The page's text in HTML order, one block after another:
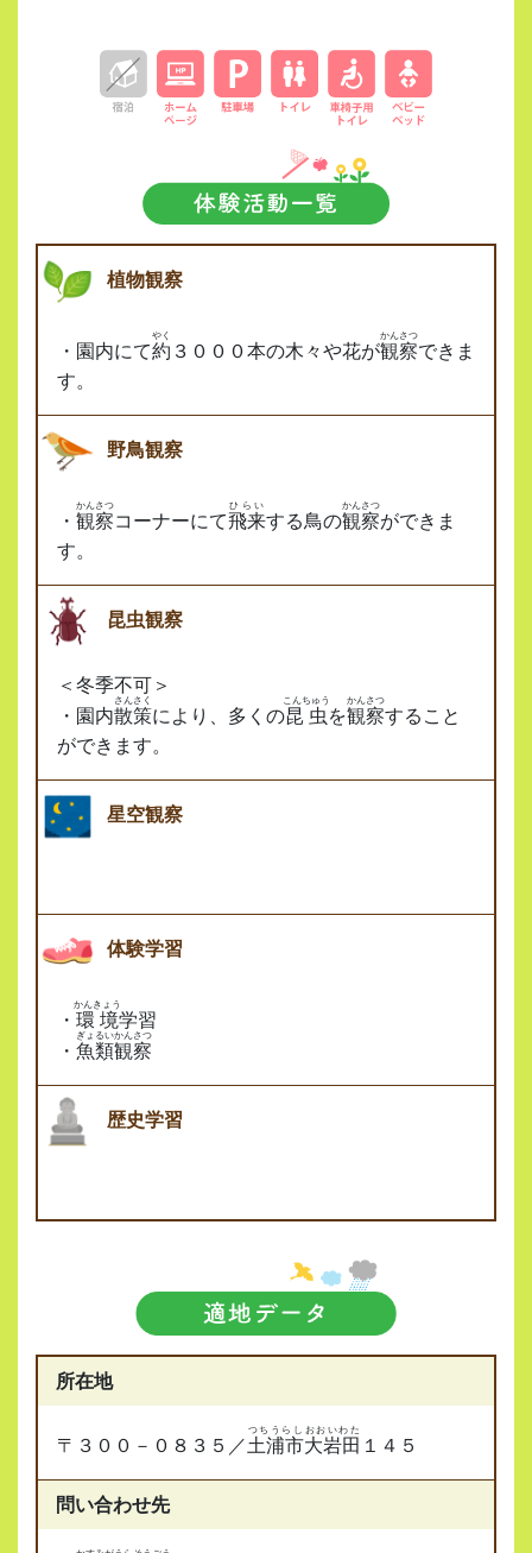
植物観察
・園内にて約
やく
３０００本の木々や花が観察
かんさつ
できま
す。
野鳥観察
・ 観察
かんさつ
コーナーにて飛来
ひらい
する鳥の観察
かんさつ
ができま
す。
昆虫観察
＜冬季不可＞
・園内散策
さんさく
により、多くの昆虫
こんちゅう
を観察
かんさつ
すること
ができます。
星空観察
体験学習
・ 環境
かんきょう
学習
・ 魚類観察
ぎょるいかんさつ
歴史学習
所在地
〒３００－０８３５／土浦市大岩田
つちうらしおおいわた
１４５
問い合わせ先